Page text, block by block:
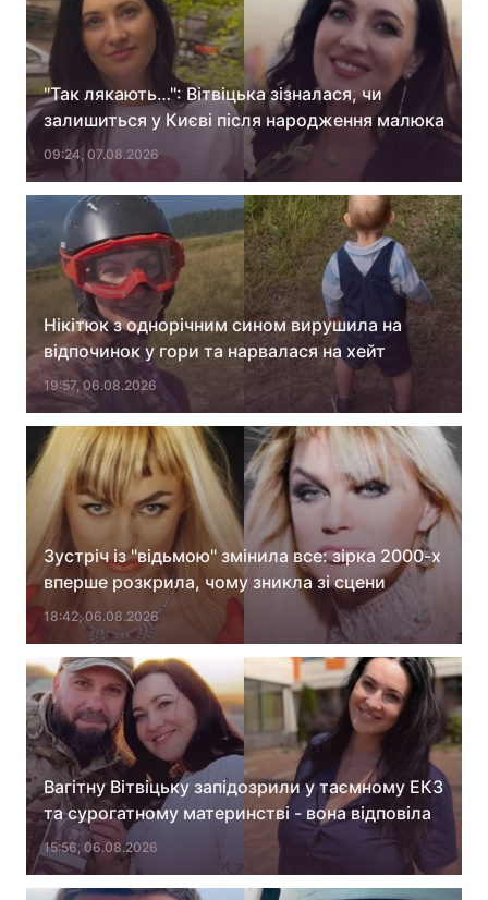
"Так лякають…": Вітвіцька зізналася, чи
залишиться у Києві після народження малюка
09:24, 07.08.2026
Нікітюк з однорічним сином вирушила на
відпочинок у гори та нарвалася на хейт
19:57, 06.08.2026
Зустріч із "відьмою" змінила все: зірка 2000-х
вперше розкрила, чому зникла зі сцени
18:42, 06.08.2026
Вагітну Вітвіцьку запідозрили у таємному ЕКЗ
та сурогатному материнстві - вона відповіла
15:56, 06.08.2026